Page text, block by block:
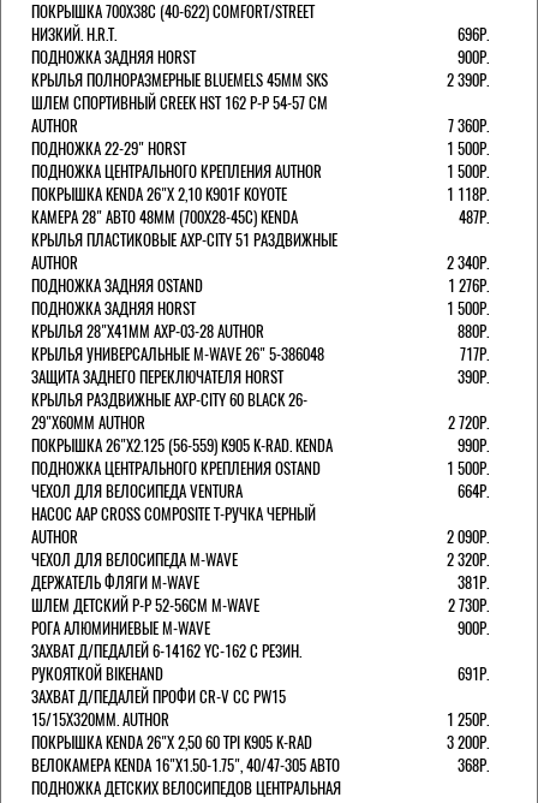
ПОКРЫШКА 700X38С (40-622) COMFORT/STREET
НИЗКИЙ. H.R.T.
696Р.
ПОДНОЖКА ЗАДНЯЯ HORST
900Р.
КРЫЛЬЯ ПОЛНОРАЗМЕРНЫЕ BLUEMELS 45MM SKS
2 390Р.
ШЛЕМ СПОРТИВНЫЙ CREEK HST 162 Р-Р 54-57 СМ
AUTHOR
7 360Р.
ПОДНОЖКА 22-29" HORST
1 500Р.
ПОДНОЖКА ЦЕНТРАЛЬНОГО КРЕПЛЕНИЯ AUTHOR
1 500Р.
ПОКРЫШКА KENDA 26"Х 2,10 K901F KOYOTE
1 118Р.
КАМЕРА 28" АВТО 48ММ (700Х28-45С) KENDA
487Р.
КРЫЛЬЯ ПЛАСТИКОВЫЕ AXP-CITY 51 РАЗДВИЖНЫЕ
AUTHOR
2 340Р.
ПОДНОЖКА ЗАДНЯЯ OSTAND
1 276Р.
ПОДНОЖКА ЗАДНЯЯ HORST
1 500Р.
КРЫЛЬЯ 28"Х41ММ AXP-03-28 AUTHOR
880Р.
КРЫЛЬЯ УНИВЕРСАЛЬНЫЕ M-WAVE 26" 5-386048
717Р.
ЗАЩИТА ЗАДНЕГО ПЕРЕКЛЮЧАТЕЛЯ HORST
390Р.
КРЫЛЬЯ РАЗДВИЖНЫЕ AXP-CITY 60 BLACK 26-
29"Х60ММ AUTHOR
2 720Р.
ПОКРЫШКА 26"Х2.125 (56-559) K905 K-RAD. KENDA
990Р.
ПОДНОЖКА ЦЕНТРАЛЬНОГО КРЕПЛЕНИЯ OSTAND
1 500Р.
ЧЕХОЛ ДЛЯ ВЕЛОСИПЕДА VENTURA
664Р.
НАСОС AAP CROSS COMPOSITE Т-РУЧКА ЧЕРНЫЙ
AUTHOR
2 090Р.
ЧЕХОЛ ДЛЯ ВЕЛОСИПЕДА M-WAVE
2 320Р.
ДЕРЖАТЕЛЬ ФЛЯГИ M-WAVE
381Р.
ШЛЕМ ДЕТСКИЙ Р-Р 52-56СМ M-WAVE
2 730Р.
РОГА АЛЮМИНИЕВЫЕ M-WAVE
900Р.
ЗАХВАТ Д/ПЕДАЛЕЙ 6-14162 YC-162 С РЕЗИН.
РУКОЯТКОЙ BIKEHAND
691Р.
ЗАХВАТ Д/ПЕДАЛЕЙ ПРОФИ CR-V CC PW15
15/15X320ММ. AUTHOR
1 250Р.
ПОКРЫШКА KENDA 26"Х 2,50 60 TPI K905 K-RAD
3 200Р.
ВЕЛОКАМЕРА KENDA 16"Х1.50-1.75", 40/47-305 АВТО
368Р.
ПОДНОЖКА ДЕТСКИХ ВЕЛОСИПЕДОВ ЦЕНТРАЛЬНАЯ